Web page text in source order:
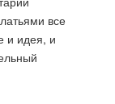
все
и идея, и